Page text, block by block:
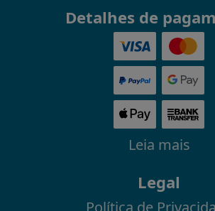
Detalhes de
Leia mais
Legal